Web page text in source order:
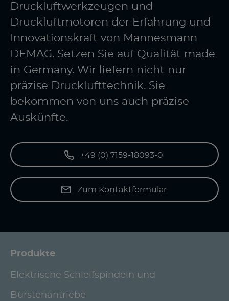
Druckluftwerkzeugen und
Druckluftmotoren der Erfahrung und
Innovationskraft von Mannesmann
DEMAG. Setzen Sie auf Qualität made
in Germany. Wir liefern nicht nur
präzise Drucklufttechnik. Sie
bekommen von uns auch präzise
Auskünfte.
+49 (0) 7159-18093-0
Zum Kontaktformular
Produkte
Elektrische Schleifspindeln und
Bürstenantriebe